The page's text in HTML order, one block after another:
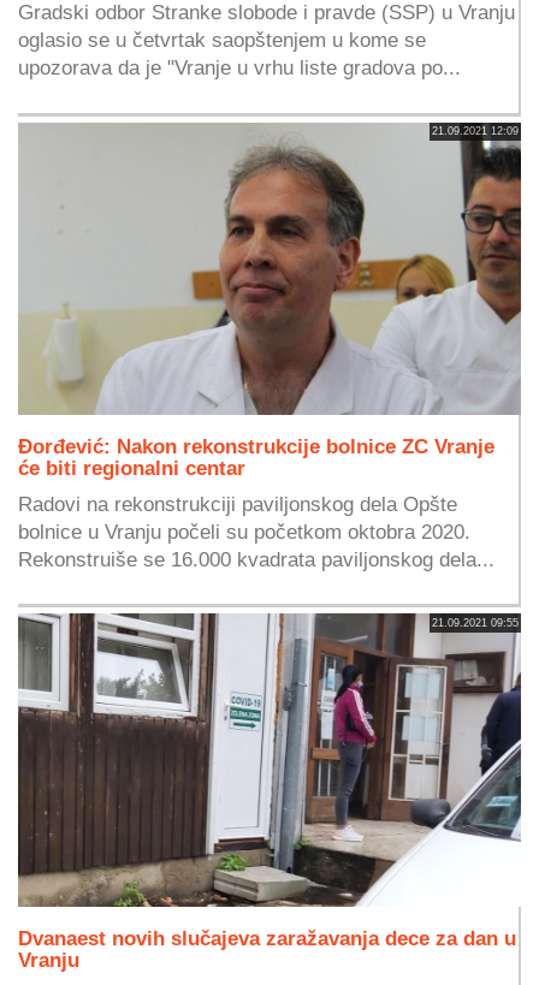
Gradski odbor Stranke slobode i pravde (SSP) u Vranju
oglasio se u četvrtak saopštenjem u kome se
upozorava da je "Vranje u vrhu liste gradova po...
21.09.2021 12:09
Đorđević: Nakon rekonstrukcije bolnice ZC Vranje
će biti regionalni centar
Radovi na rekonstrukciji paviljonskog dela Opšte
bolnice u Vranju počeli su početkom oktobra 2020.
Rekonstruiše se 16.000 kvadrata paviljonskog dela...
21.09.2021 09:55
Dvanaest novih slučajeva zaražavanja dece za dan u
Vranju